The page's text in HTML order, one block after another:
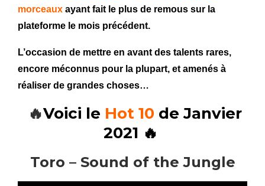
morceaux ayant fait le plus de remous sur la
plateforme le mois précédent.
L’occasion de mettre en avant des talents rares,
encore méconnus pour la plupart, et amenés à
réaliser de grandes choses…
🔥Voici le Hot 10 de Janvier
2021 🔥
Toro – Sound of the Jungle